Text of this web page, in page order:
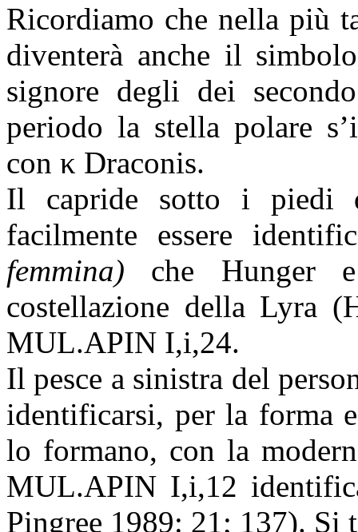
Ricordiamo che nella più
diventerà anche il
signore degli dei
periodo la stella polare
con κ Draconis.
Il capride sotto i piedi
facilmente essere
femmina) che Hunger
costellazione della Lyra
MUL.APIN I,i,24.
Il pesce a sinistra del
identificarsi, per la forma
lo formano, con la
MUL.APIN I,i,12
Pingree 1989: 21; 137). Si